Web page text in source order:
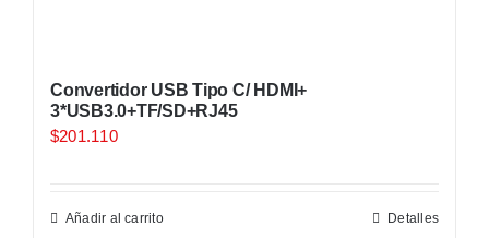
Convertidor USB Tipo C/ HDMI+
3*USB3.0+TF/SD+RJ45
$201.110
Añadir al carrito Detalles